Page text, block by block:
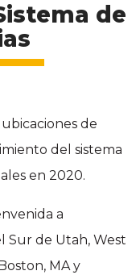
de
de
del sistema
en 2020.
a
Sur de Utah, West
MA y